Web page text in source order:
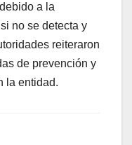
a la
no se detecta y
reiteraron
de prevención y
la entidad.